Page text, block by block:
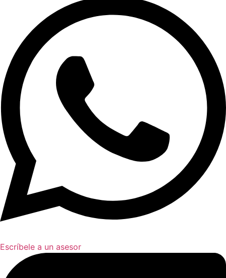
Escríbele a un asesor